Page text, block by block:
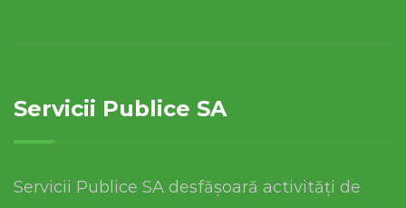
Servicii Publice SA
Servicii Publice SA desfășoară activități de